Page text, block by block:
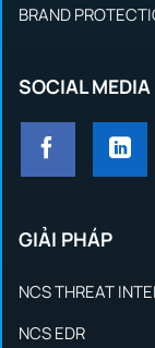
BRAND
SOCIAL MEDIA
GIẢI PHÁP
NCS THREAT
NCS EDR